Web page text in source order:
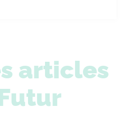
articles